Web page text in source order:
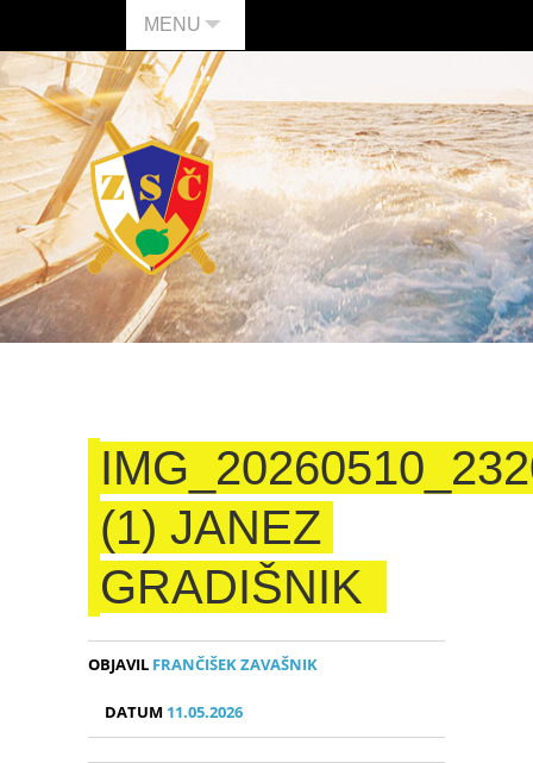
MENU
(1) JANEZ
GRADIŠNIK
OBJAVIL FRANČIŠEK ZAVAŠNIK
DATUM 11.05.2026